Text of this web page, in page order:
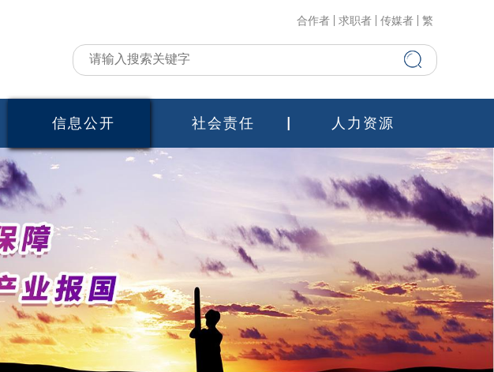
合作者 求职者 传媒者 繁
信息公开 社会责任 人力资源